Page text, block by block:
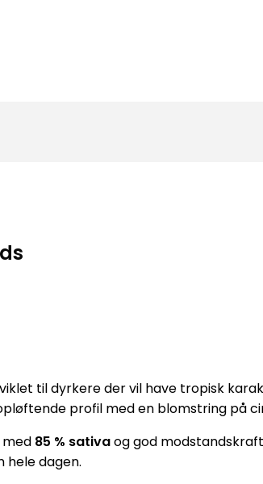
til dyrkere der vil have tropisk
profil med en blomstring på
med 85 % sativaog god
hele dagen.